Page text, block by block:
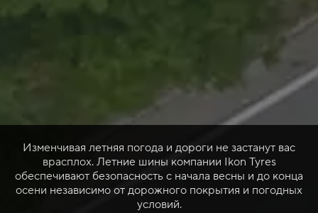
Изменчивая летняя погода и дороги не застанут вас
врасплох. Летние шины компании Ikon Tyres
обеспечивают безопасность с начала весны и до конца
осени независимо от дорожного покрытия и погодных
условий.